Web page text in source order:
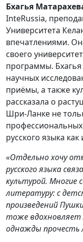
Бхагья
InteRussia,
Университета
впечатлениями.
своего
программы.
научных
приёмы, а также
рассказала о
Шри-Ланке не
русского языка
«Отдельно хочу
русского языка
культурой. Многие
литературу: с
произведений
тоже вдохновляет
однажды прочесть